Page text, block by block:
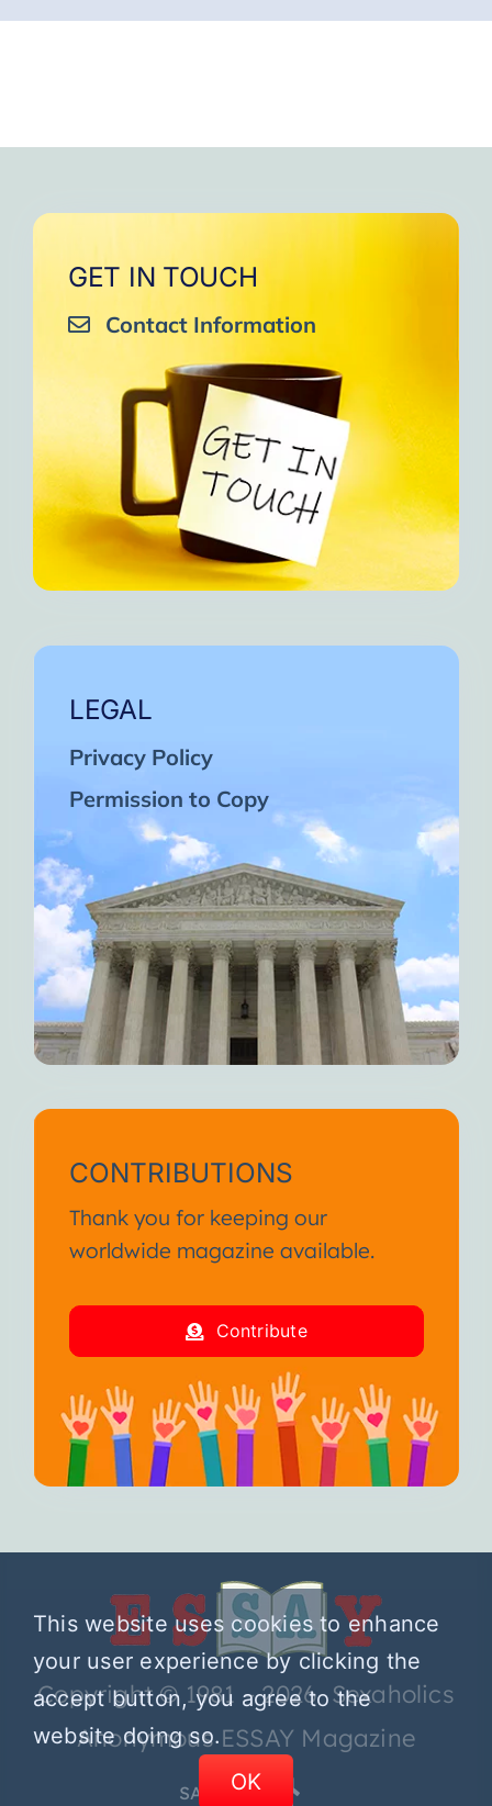
GET IN TOUCH
Contact Information
LEGAL
Privacy Policy
Permission to Copy
CONTRIBUTIONS
Thank you for keeping our
worldwide magazine available.
Contribute
Copyright © 1981 – 2026 Sexaholics
Anonymous ESSAY Magazine
SA.ORG
This website uses cookies to enhance
your user experience by clicking the
accept button, you agree to the
website doing so.
OK